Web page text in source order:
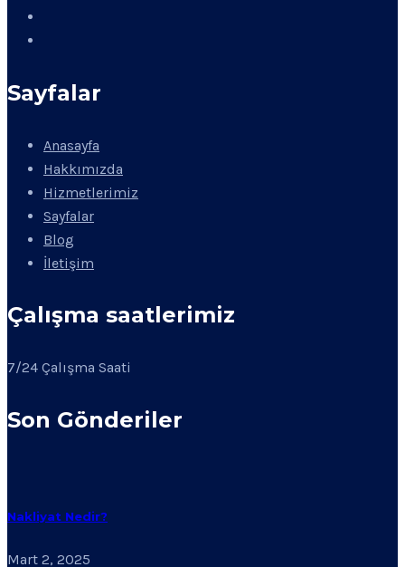
Sayfalar
Anasayfa
Hakkımızda
Hizmetlerimiz
Sayfalar
Blog
İletişim
Çalışma saatlerimiz
7/24 Çalışma Saati
Son Gönderiler
Nakliyat Nedir?
Mart 2, 2025